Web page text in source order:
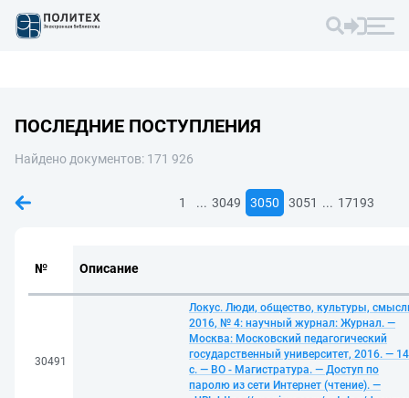
ПОСЛЕДНИЕ ПОСТУПЛЕНИЯ
Найдено документов: 171 926
1 ... 3049 3050 3051 ... 17193
№ Описание
30491
Локус. Люди, общество, культуры,
2016, № 4: научный журнал: Журнал. —
Москва: Московский педагогический
государственный университет, 2016. —
с. — ВО - Магистратура. — Доступ по
паролю из сети Интернет (чтение). —